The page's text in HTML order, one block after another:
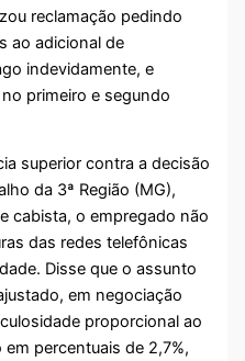
reclamação pedindo
ao adicional de
indevidamente, e
primeiro e segundo
superior contra a decisão
da 3ª Região (MG),
cabista, o empregado não
das redes telefônicas
Disse que o assunto
em negociação
proporcional ao
percentuais de 2,7%,